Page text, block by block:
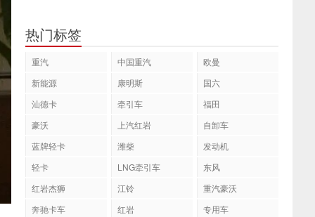
热门标签
重汽 中国重汽
欧曼
新能源
康明斯
国六
汕德卡
牵引车
福田
豪沃
上汽红岩
自卸车
蓝牌轻卡
潍柴
发动机
轻卡
LNG牵引车
东风
红岩杰狮
江铃
重汽豪沃
奔驰卡车
红岩 专用车